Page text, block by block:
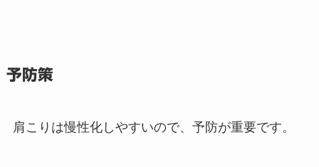
予防策
肩こりは慢性化しやすいので、予防が重要です。